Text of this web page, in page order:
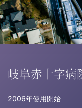
採用情報
お問い合わせ
岐阜赤十字病
2006年使用開始